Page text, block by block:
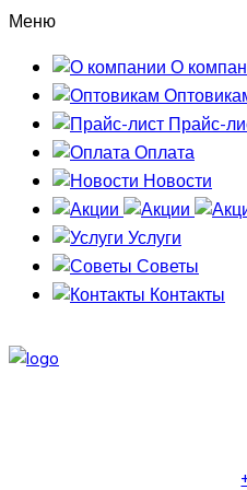
Меню
О
Прайс-
Оплата
Новости
Услуги
Советы
Контакты